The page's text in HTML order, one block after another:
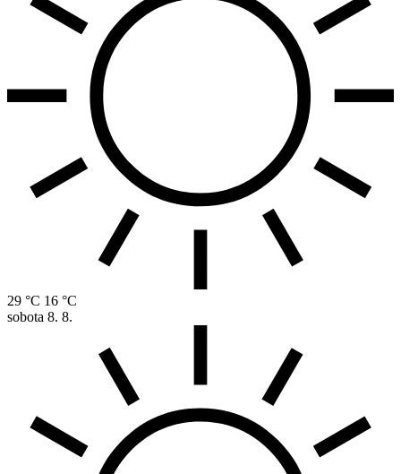
29 °C 16 °C
sobota 8. 8.